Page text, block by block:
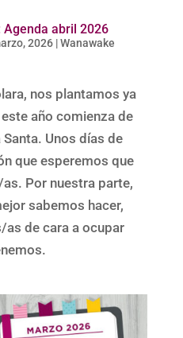
abril 2026
2026|Wanawake
nos plantamos ya
año comienza de
Unos días de
que esperemos que
Por nuestra parte,
sabemos hacer,
de cara a ocupar